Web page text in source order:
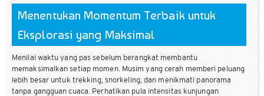
Menentukan Momentum Terbaik untuk
Eksplorasi yang Maksimal
Menilai waktu yang pas sebelum berangkat membantu
memaksimalkan setiap momen. Musim yang cerah memberi peluang
lebih besar untuk trekking, snorkeling, dan menikmati panorama
tanpa gangguan cuaca. Perhatikan pula intensitas kunjungan